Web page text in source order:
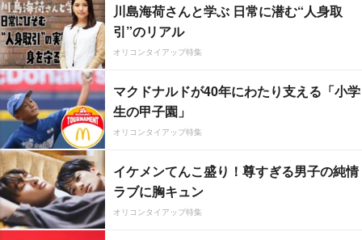
川島海荷さんと学ぶ 日常に潜む“人身取
引”のリアル
オリコンタイアップ特集
マクドナルドが40年にわたり支える「小学
生の甲子園」
オリコンタイアップ特集
イケメンてんこ盛り！尊すぎる男子の純情
ラブに胸キュン
オリコンタイアップ特集